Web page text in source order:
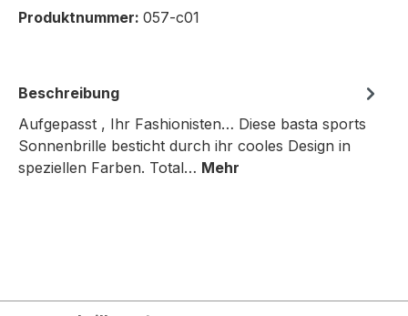
Produktnummer: 057-c01
Beschreibung
Aufgepasst , Ihr Fashionisten… Diese basta sports
Sonnenbrille besticht durch ihr cooles Design in
speziellen Farben. Total… Mehr